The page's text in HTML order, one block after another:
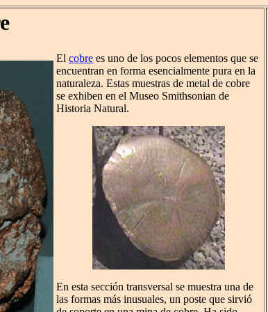
El cobre es uno de los pocos elementos que se
encuentran en forma esencialmente pura en la
naturaleza. Estas muestras de metal de cobre
se exhiben en el Museo Smithsonian de
Historia Natural.
En esta sección transversal se muestra una de
las formas más inusuales, un poste que sirvió